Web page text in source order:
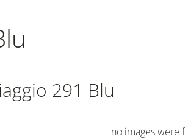
291 Blu
no images were